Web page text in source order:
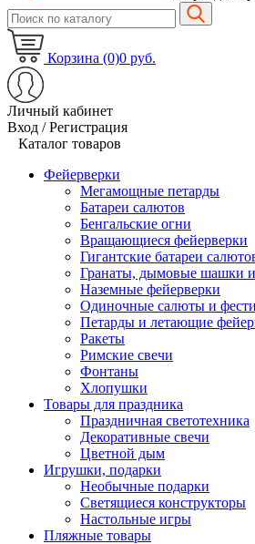
Корзина (0)0 руб.
Личный кабинет
Вход / Регистрация
Каталог товаров
Фейерверки
Мегамощные петарды
Батареи салютов
Бенгальские огни
Вращающиеся фейерверки
Гигантские батареи
Гранаты, дымовые шашки
Наземные фейерверки
Одиночные салюты и
Петарды и летающие
Ракеты
Римские свечи
Фонтаны
Хлопушки
Товары для праздника
Праздничная светотехника
Декоративные свечи
Цветной дым
Игрушки, подарки
Необычные подарки
Светящиеся конструкторы
Настольные игры
Пляжные товары